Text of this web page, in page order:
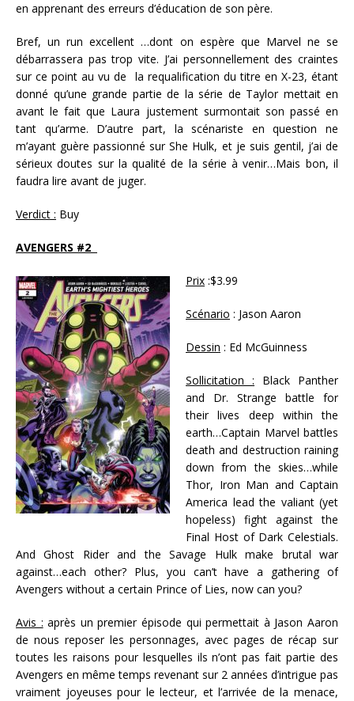
en apprenant des erreurs d’éducation de son père.
Bref, un run excellent …dont on espère que Marvel ne se
débarrassera pas trop vite. J’ai personnellement des craintes
sur ce point au vu de la requalification du titre en X-23, étant
donné qu’une grande partie de la série de Taylor mettait en
avant le fait que Laura justement surmontait son passé en
tant qu’arme. D’autre part, la scénariste en question ne
m’ayant guère passionné sur She Hulk, et je suis gentil, j’ai de
sérieux doutes sur la qualité de la série à venir…Mais bon, il
faudra lire avant de juger.
Verdict : Buy
AVENGERS #2
Prix :$3.99
Scénario : Jason Aaron
Dessin : Ed McGuinness
Sollicitation : Black Panther
and Dr. Strange battle for
their lives deep within the
earth…Captain Marvel battles
death and destruction raining
down from the skies…while
Thor, Iron Man and Captain
America lead the valiant (yet
hopeless) fight against the
Final Host of Dark Celestials.
And Ghost Rider and the Savage Hulk make brutal war
against…each other? Plus, you can’t have a gathering of
Avengers without a certain Prince of Lies, now can you?
Avis : après un premier épisode qui permettait à Jason Aaron
de nous reposer les personnages, avec pages de récap sur
toutes les raisons pour lesquelles ils n’ont pas fait partie des
Avengers en même temps revenant sur 2 années d’intrigue pas
vraiment joyeuses pour le lecteur, et l’arrivée de la menace,